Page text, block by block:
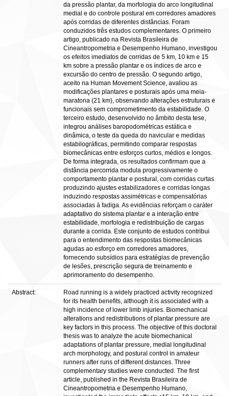
da pressão plantar, da morfologia do arco longitudinal
medial e do controle postural em corredores amadores
após corridas de diferentes distâncias. Foram
conduzidos três estudos complementares. O primeiro
artigo, publicado na Revista Brasileira de
Cineantropometria e Desempenho Humano, investigou
os efeitos imediatos de corridas de 5 km, 10 km e 15
km sobre a pressão plantar e os índices de arco e
excursão do centro de pressão. O segundo artigo,
aceito na Human Movement Science, avaliou as
modificações plantares e posturais após uma meia-
maratona (21 km), observando alterações estruturais e
funcionais sem comprometimento da estabilidade. O
terceiro estudo, desenvolvido no âmbito desta tese,
integrou análises baropodométricas estática e
dinâmica, o teste da queda do navicular e medidas
estabilográficas, permitindo comparar respostas
biomecânicas entre esforços curtos, médios e longos.
De forma integrada, os resultados confirmam que a
distância percorrida modula progressivamente o
comportamento plantar e postural, com corridas curtas
produzindo ajustes estabilizadores e corridas longas
induzindo respostas assimétricas e compensatórias
associadas à fadiga. As evidências reforçam o caráter
adaptativo do sistema plantar e a interação entre
estabilidade, morfologia e redistribuição de cargas
durante a corrida. Este conjunto de estudos contribui
para o entendimento das respostas biomecânicas
agudas ao esforço em corredores amadores,
fornecendo subsídios para estratégias de prevenção
de lesões, prescrição segura de treinamento e
aprimoramento do desempenho.
Abstract:
Road running is a widely practiced activity recognized
for its health benefits, although it is associated with a
high incidence of lower limb injuries. Biomechanical
alterations and redistributions of plantar pressure are
key factors in this process. The objective of this doctoral
thesis was to analyze the acute biomechanical
adaptations of plantar pressure, medial longitudinal
arch morphology, and postural control in amateur
runners after runs of different distances. Three
complementary studies were conducted. The first
article, published in the Revista Brasileira de
Cineantropometria e Desempenho Humano,